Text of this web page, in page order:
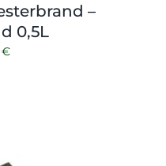
–
0,5L
€